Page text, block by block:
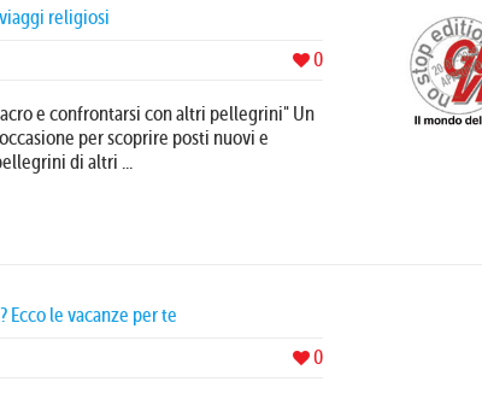
religiosi
0
e confrontarsi con altri pellegrini" Un
per scoprire posti nuovi e
di altri ...
le vacanze per te
0